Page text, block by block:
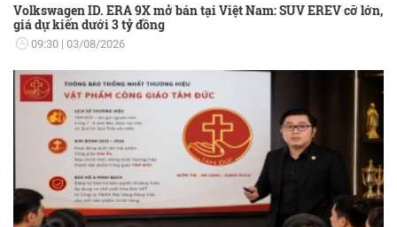
Volkswagen ID. ERA 9X mở bán tại Việt Nam: SUV EREV cỡ lớn,
giá dự kiến dưới 3 tỷ đồng
09:30 03/08/2026